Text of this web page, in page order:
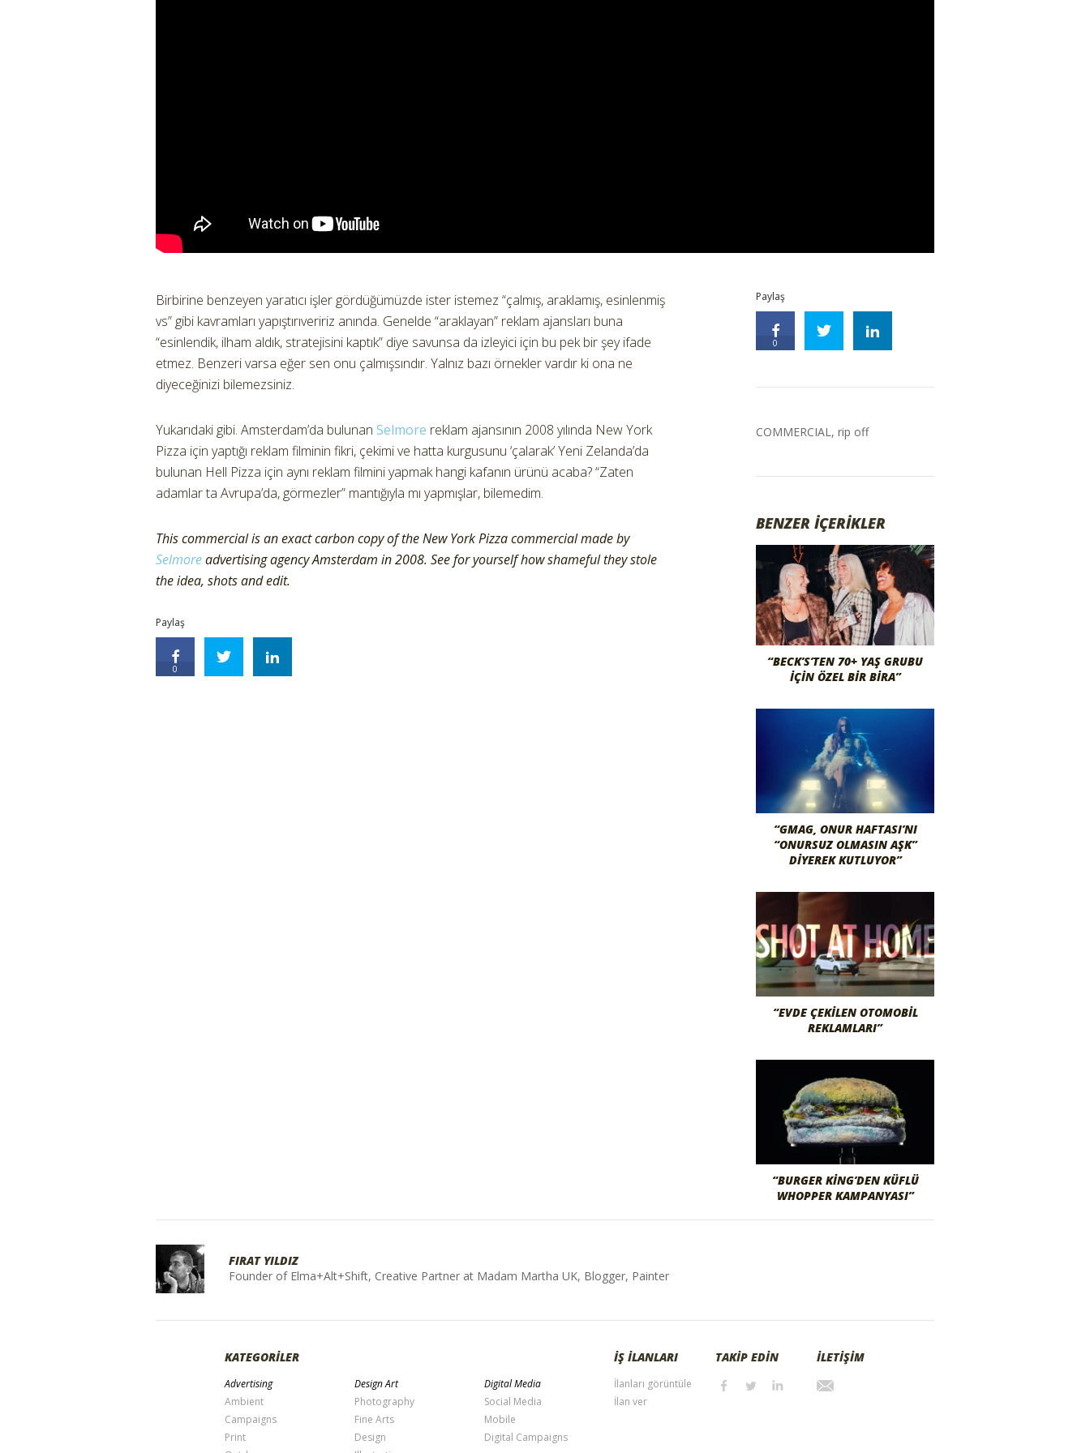
Birbirine benzeyen yaratıcı işler gördüğümüzde ister istemez “çalmış, araklamış, esinlenmiş
vs” gibi kavramları yapıştırıveririz anında. Genelde “araklayan” reklam ajansları buna
“esinlendik, ilham aldık, stratejisini kaptık” diye savunsa da izleyici için bu pek bir şey ifade
etmez. Benzeri varsa eğer sen onu çalmışsındır. Yalnız bazı örnekler vardır ki ona ne
diyeceğinizi bilemezsiniz.
Yukarıdaki gibi. Amsterdam’da bulunan Selmore reklam ajansının 2008 yılında New York
Pizza için yaptığı reklam filminin fikri, çekimi ve hatta kurgusunu ‘çalarak’ Yeni Zelanda’da
bulunan Hell Pizza için aynı reklam filmini yapmak hangi kafanın ürünü acaba? “Zaten
adamlar ta Avrupa’da, görmezler” mantığıyla mı yapmışlar, bilemedim.
This commercial is an exact carbon copy of the New York Pizza commercial made by
Selmoreadvertising agency Amsterdam in 2008. See for yourself how shameful they stole
the idea, shots and edit.
Paylaş
0
Paylaş
0
COMMERCIAL, rip off
BENZER İÇERİKLER
“BECK’S’TEN 70+ YAŞ GRUBU
İÇIN ÖZEL BIR BIRA”
“GMAG, ONUR HAFTASI’NI
“ONURSUZ OLMASIN AŞK”
DIYEREK KUTLUYOR”
“EVDE ÇEKILEN OTOMOBIL
REKLAMLARI”
“BURGER KING’DEN KÜFLÜ
WHOPPER KAMPANYASI”
FIRAT YILDIZ
Founder of Elma+Alt+Shift, Creative Partner at Madam Martha UK, Blogger, Painter
KATEGORİLER
Advertising
Ambient
Campaigns
Print
Design Art
Photography
Fine Arts
Design
Digital Media
Social Media
Mobile
Digital Campaigns
İŞ İLANLARI
İlanları görüntüle
İlan ver
TAKİP EDİN İLETİŞİM